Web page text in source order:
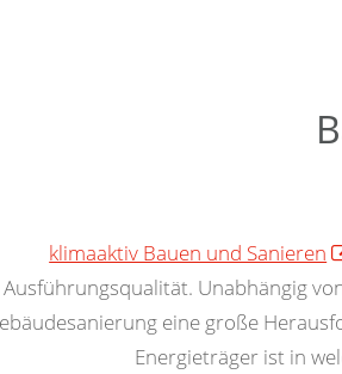
klimaaktiv Bauen und Sanieren
Ausführungsqualität. Unabhängig
eine große
Energieträger ist in